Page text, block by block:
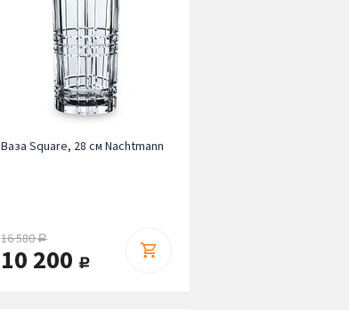
Ваза Square, 28 см Nachtmann
16 580руб.
10 200 руб.